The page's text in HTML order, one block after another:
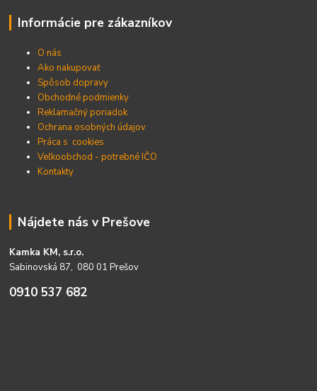
Informácie pre zákazníkov
O nás
Ako nakupovať
Spôsob dopravy
Obchodné podmienky
Reklamačný poriadok
Ochrana osobných údajov
Práca s cookies
Veľkoobchod - potrebné IČO
Kontakty
Nájdete nás v Prešove
Kamka KM, s.r.o.
Sabinovská 87, 080 01 Prešov
0910 537 682